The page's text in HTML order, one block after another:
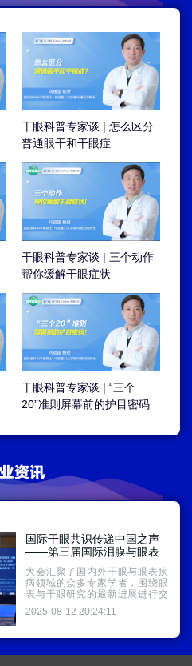
干眼科普专家谈 | 怎么区分
普通眼干和干眼症
干眼科普专家谈 | 三个动作
帮你缓解干眼症状
干眼科普专家谈 | “三个
20”准则屏幕前的护目密码
国际干眼共识传递中国之声
——第三届国际泪膜与眼表
学会中国分会学术大会在温
州召开
大会汇聚了国内外干眼与眼表疾
病领域的众多专家学者，围绕眼
表与干眼研究的最新进展进行交
流。
2025-08-12 20:24:11